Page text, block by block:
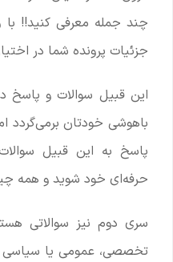
چند جمله معرفی کنید!!
جزئیات پرونده شما در
این قبیل سوالات و پاسخ
باهوشی خودتان برمی‌گردد
پاسخ به این قبیل
حرفه‌ای خود شوید و همه
سری دوم نیز سوالاتی
تخصصی، عمومی یا سیاسی